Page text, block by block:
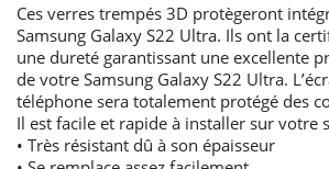
Ces verres trempés 3D protègeront
Samsung Galaxy S22 Ultra. Ils ont la
une dureté garantissant une excellente
de votre Samsung Galaxy S22 Ultra.
téléphone sera totalement protégé des
Il est facile et rapide à installer sur votre
• Très résistant dû à son épaisseur